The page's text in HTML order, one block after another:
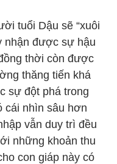
tuổi Dậu sẽ “xuôi
nhận được sự hậu
thời còn được
thăng tiến khá
sự đột phá trong
cái nhìn sâu hơn
vẫn duy trì đều
những khoản thu
con giáp này có